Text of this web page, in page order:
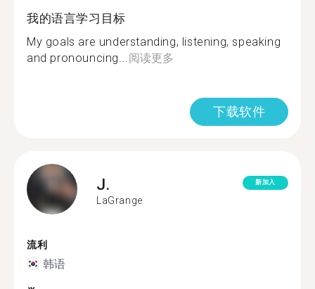
我的语言学习目标
My goals are understanding, listening, speaking
and pronouncing...阅读更多
下载软件
J.
LaGrange
新加入
流利
韩语